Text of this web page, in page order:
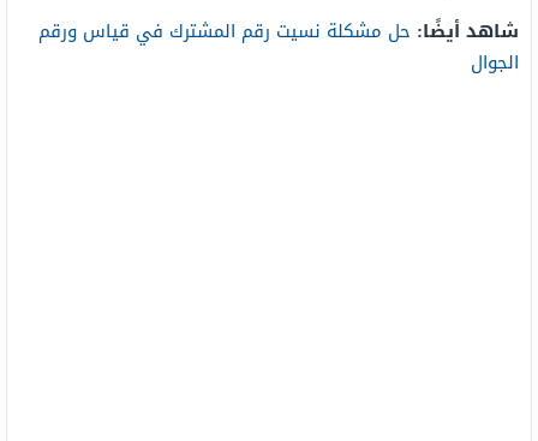
شاهد أيضًا: حل مشكلة نسيت رقم المشترك في قياس ورقم
الجوال